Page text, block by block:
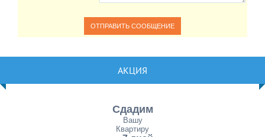
АКЦИЯ
Сдадим
Вашу
Квартиру